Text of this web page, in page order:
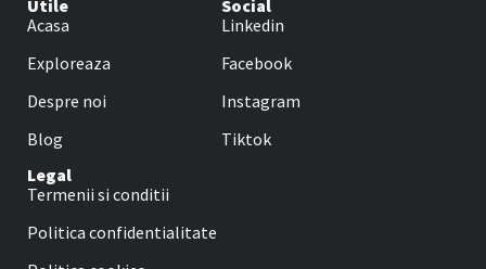
Utile
Acasa
Exploreaza
Despre noi
Blog
Social
Linkedin
Facebook
Instagram
Tiktok
Legal
Termenii si conditii
Politica confidentialitate